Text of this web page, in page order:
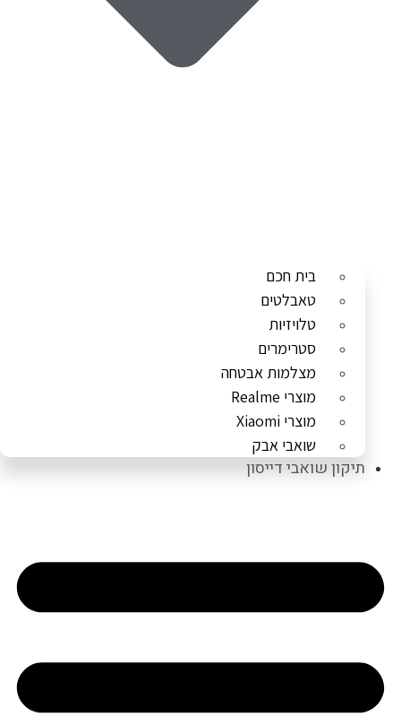
בית חכם
טאבלטים
טלויזיות
סטרימרים
מצלמות אבטחה
מוצרי Realme
מוצרי Xiaomi
שואבי אבק
תיקון שואבי דייסון